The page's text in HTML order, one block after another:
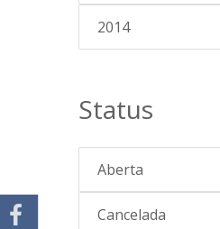
2014
Status
Aberta
Cancelada